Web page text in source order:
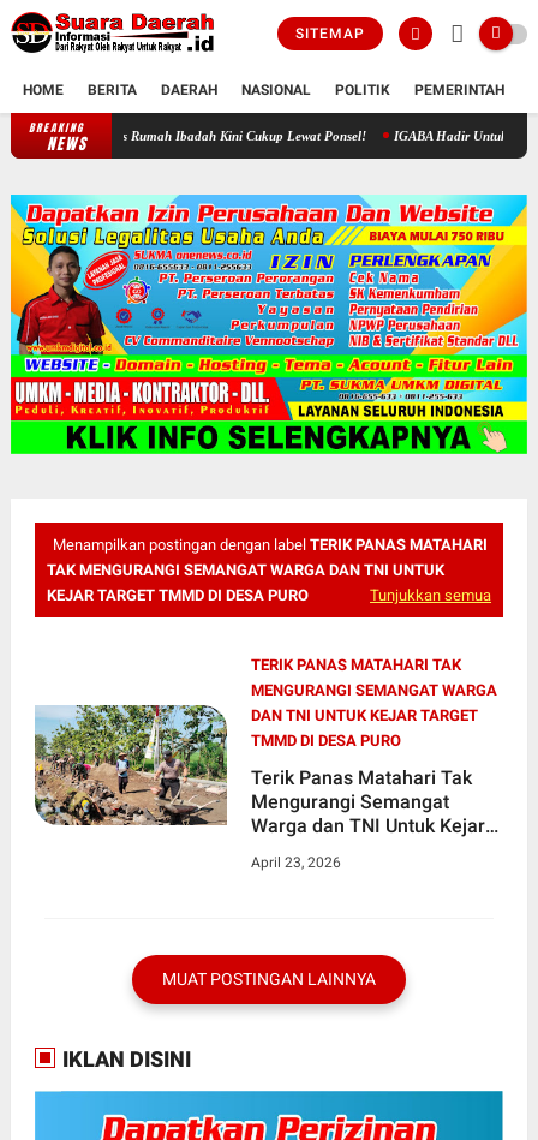
SITEMAP
HOME BERITA DAERAH NASIONAL POLITIK PEMERINTAH
BREAKING
NEWS
Bansos Rumah Ibadah Kini Cukup Lewat Ponsel! IGABA Hadir Untuk Perkuat
Menampilkan postingan dengan label TERIK PANAS MATAHARI
TAK MENGURANGI SEMANGAT WARGA DAN TNI UNTUK
KEJAR TARGET TMMD DI DESA PURO
Tunjukkan semua
TERIK PANAS MATAHARI TAK
MENGURANGI SEMANGAT WARGA
DAN TNI UNTUK KEJAR TARGET
TMMD DI DESA PURO
Terik Panas Matahari Tak
Mengurangi Semangat
Warga dan TNI Untuk Kejar
April 23, 2026
MUAT POSTINGAN LAINNYA
IKLAN DISINI